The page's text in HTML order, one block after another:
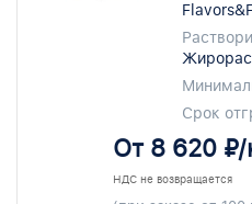
Срок
От 8 620 ₽/
НДС не возвращается